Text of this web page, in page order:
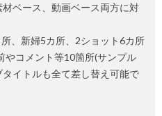
ベース、動画ベース両方に対
、新婦5カ所、2ショット6カ所
コメント等10箇所(サンプル
イトルも全て差し替え可能で